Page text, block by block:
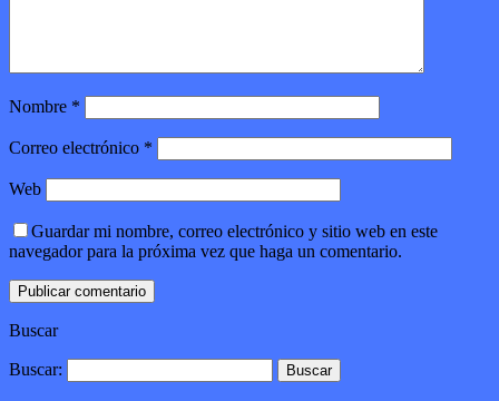
Nombre *
Correo electrónico *
Web
Guardar mi nombre, correo electrónico y sitio web en este
navegador para la próxima vez que haga un comentario.
Buscar
Buscar: